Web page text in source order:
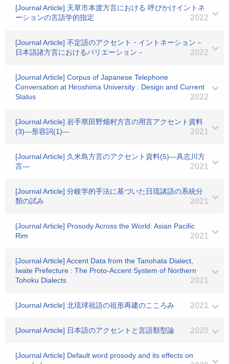
[Journal Article] 天草市本渡方言における 呼びかけイントネ
ーションの言語学的指定
2022
[Journal Article] 不定語のアクセント・イントネーション－
日本語諸方言におけるバリエーション－
2022
[Journal Article] Corpus of Japanese Telephone
Conversation at Hiroshima University : Design and Current
Status
2022
[Journal Article] 岩手県田野畑村方言の用言アクセント資料
(3)―形容詞(1)―
2021
[Journal Article] 久米島方言のアクセント資料(5)―具志川方
言―
2021
[Journal Article] 分岐学的手法に基づいた日琉諸語の系統分
類の試み
2021
[Journal Article] Prosody Across the World: Asian Pacific
Rim
2021
[Journal Article] Accent Data from the Tanohata Dialect,
Iwate Prefecture : The Proto-Accent System of Northern
Tohoku Dialects
2021
[Journal Article] 北琉球祖語の祖形再建のこころみ 2021
[Journal Article] 日本語のアクセントと言語類型論 2020
[Journal Article] Default word prosody and its effects on